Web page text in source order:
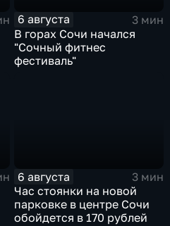
6 августа
3 мин
В горах Сочи начался
"Сочный фитнес
фестиваль"
6 августа
3 мин
Час стоянки на новой
парковке в центре Сочи
обойдется в 170 рублей